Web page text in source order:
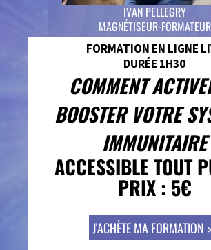
IVAN PELLEGRY
MAGNÉTISEUR-FORMATEUR
FORMATION EN LIGNE
DURÉE 1H30
COMMENT
BOOSTER VOTRE
IMMUNITAIRE
ACCESSIBLE TOUT
PRIX : 5€
J'ACHÈTE MA FORMATION